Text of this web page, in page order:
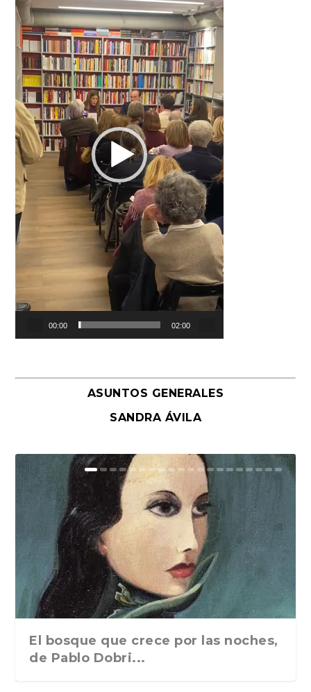
vídeo
00:00 02:00
ASUNTOS GENERALES
SANDRA ÁVILA
El bosque que crece por las noches,
de Pablo Dobri...